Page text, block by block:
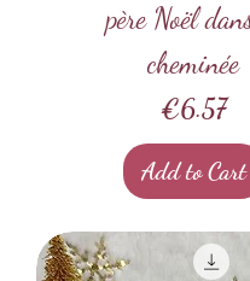
père Noël
cheminée
Price
€6.57
Add to Cart